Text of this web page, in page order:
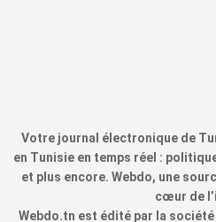
Votre journal électronique de
en Tunisie en temps réel :
et plus encore. Webdo, une
cœur de
Webdo.tn est édité par la société